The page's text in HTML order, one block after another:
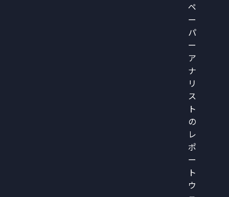
ペ
ー
パ
ー
ア
ナ
リ
ス
ト
の
レ
ポ
ー
ト
ウ